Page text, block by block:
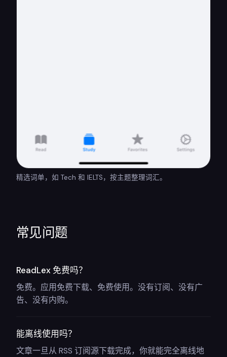
精选词单，如 Tech 和 IELTS，按主题整理词汇。
常见问题
ReadLex 免费吗？
免费。应用免费下载、免费使用。没有订阅、没有广
告、没有内购。
能离线使用吗？
文章一旦从 RSS 订阅源下载完成，你就能完全离线地